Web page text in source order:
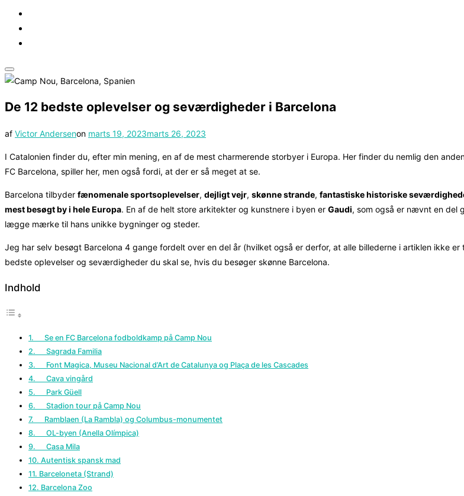
Slå
i
til/fra
De 12 bedste oplevelser og seværdigheder i Barcelona
af Victor Andersenon Udgivet
marts 19, 2023marts 26, 2023
I Catalonien finder du, efter min mening, en af de mest charmerende storbyer i Europa. Her finder du nemlig den
FC Barcelona, spiller her, men også fordi, at der er så meget at se.
Barcelona tilbyder fænomenale sportsoplevelser, dejligt vejr, skønne strande, fantastiske historiske
mest besøgt by i hele Europa. En af de helt store arkitekter og kunstnere i byen er Gaudi, som også er nævnt en del
lægge mærke til hans unikke bygninger og steder.
Jeg har selv besøgt Barcelona 4 gange fordelt over en del år (hvilket også er derfor, at alle billederne i artiklen ikke
bedste oplevelser og seværdigheder du skal se, hvis du besøger skønne Barcelona.
Indhold
1. Se en FC Barcelona fodboldkamp på Camp Nou
2. Sagrada Familia
3. Font Magica, Museu Nacional d’Art de Catalunya og Plaça de les Cascades
4. Cava vingård
5. Park Güell
6. Stadion tour på Camp Nou
7. Ramblaen (La Rambla) og Columbus-monumentet
8. OL-byen (Anella Olímpica)
9. Casa Mila
10. Autentisk spansk mad
11. Barceloneta (Strand)
12. Barcelona Zoo